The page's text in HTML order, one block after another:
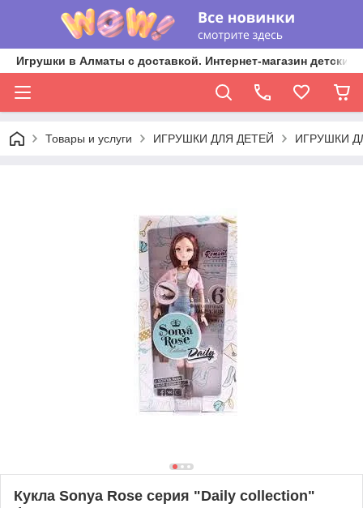
Игрушки в Алматы с доставкой. Интернет-магазин
Товары и услуги ИГРУШКИ ДЛЯ ДЕТЕЙ ИГРУШКИ
Кукла Sonya Rose серия "Daily collection"